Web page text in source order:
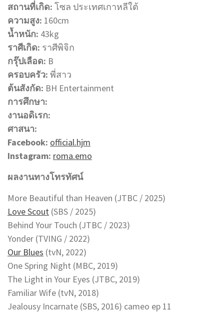
สถานที่เกิด: โซล ประเทศเกาหลีใต้
ความสูง: 160cm
น้ำหนัก: 43kg
ราศีเกิด: ราศีพิจิก
กรุ๊ปเลือด: B
ครอบครัว: พี่สาว
ต้นสังกัด: BH Entertainment
การศึกษา:
งานอดิเรก:
ศาสนา:
Facebook: official.hjm
Instagram: roma.emo
ผลงานทางโทรทัศน์
More Beautiful than Heaven (JTBC / 2025)
Love Scout (SBS / 2025)
Behind Your Touch (JTBC / 2023)
Yonder (TVING / 2022)
Our Blues (tvN, 2022)
One Spring Night (MBC, 2019)
The Light in Your Eyes (JTBC, 2019)
Familiar Wife (tvN, 2018)
Jealousy Incarnate (SBS, 2016) cameo ep 11